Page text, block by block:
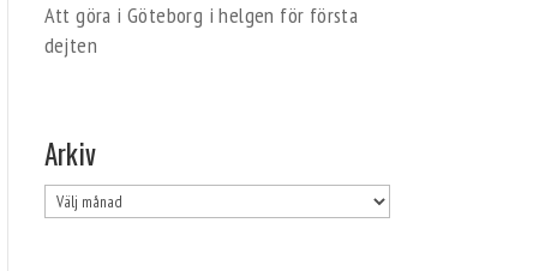
Att göra i Göteborg i helgen för första
dejten
Arkiv
Arkiv